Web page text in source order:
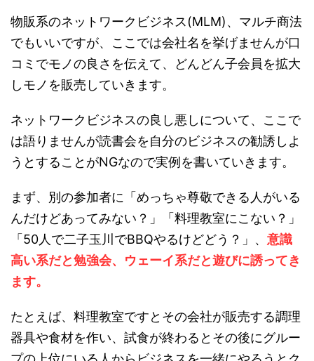
物販系のネットワークビジネス(MLM)、マルチ商法
でもいいですが、ここでは会社名を挙げませんが口
コミでモノの良さを伝えて、どんどん子会員を拡大
しモノを販売していきます。
ネットワークビジネスの良し悪しについて、ここで
は語りませんが読書会を自分のビジネスの勧誘しよ
うとすることがNGなので実例を書いていきます。
まず、別の参加者に「めっちゃ尊敬できる人がいる
んだけどあってみない？」「料理教室にこない？」
「50人で二子玉川でBBQやるけどどう？」、 意識
高い系だと勉強会、ウェーイ系だと遊びに誘ってき
ます。
たとえば、料理教室ですとその会社が販売する調理
器具や食材を作い、試食が終わるとその後にグルー